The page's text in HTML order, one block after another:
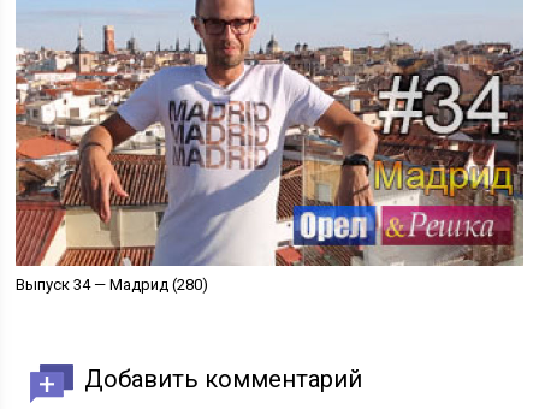
Выпуск 34 — Мадрид (280)
Добавить комментарий